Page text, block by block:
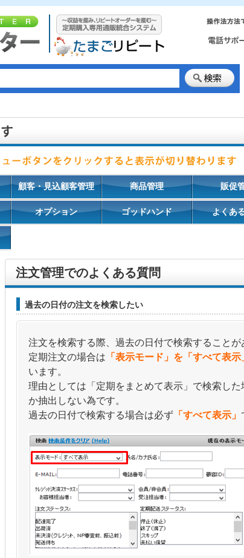
顧客・見込顧客管理 商品管理 販促
オプション ゴッドハンド よくあ
注文管理でのよくある質問
過去の日付の注文を検索したい
注文を検索する際、過去の日付で検索すること
定期注文の場合は 「表示モード」を「すべて表示
います。
理由としては「定期をまとめて表示」で検索した
か抽出しない為です。
過去の日付で検索する場合は必ず 「すべて表示」